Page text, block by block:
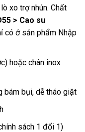
xo trợ nhún. Chất
> Cao su
có ở sản phẩm Nhập
hoặc chân inox
bám bụi, dễ tháo giặt
sách 1 đổi 1)